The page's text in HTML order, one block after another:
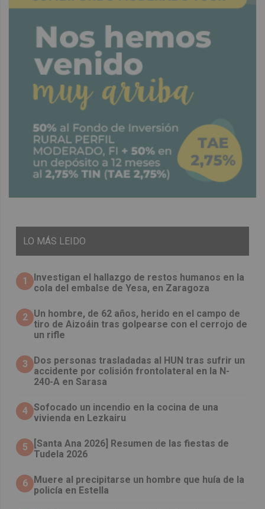
LO MÁS LEIDO
1
Investigan el hallazgo de restos humanos en la
cola del embalse de Yesa, en Zaragoza
2 Un hombre, de 62 años, herido en el campo de
tiro de Aizoáin tras golpearse con el cerrojo de
un rifle
3
​Dos personas trasladadas al HUN tras sufrir un
accidente por colisión frontolateral en la N-
240-A en Sarasa
4 Sofocado un incendio en la cocina de una
vivienda en Lezkairu
5
[Santa Ana 2026] Resumen de las fiestas de
Tudela 2026
6 Muere al precipitarse un hombre que huía de la
policía en Estella